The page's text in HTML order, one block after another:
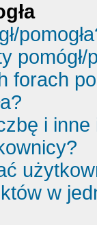
pomógł/
forach
i
w